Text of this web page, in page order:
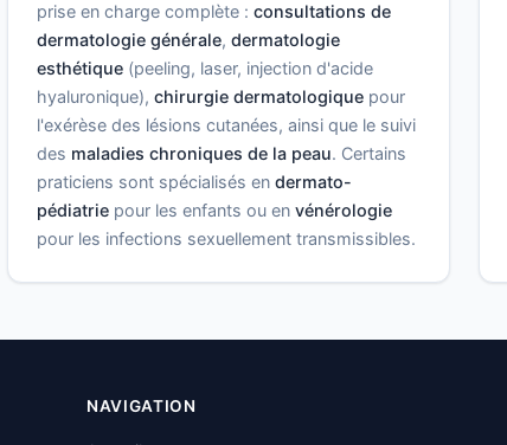
prise en charge complète :consultations de
dermatologie générale,dermatologie
esthétique (peeling, laser, injection d'acide
hyaluronique),chirurgie dermatologique pour
l'exérèse des lésions cutanées, ainsi que le suivi
des maladies chroniques de la peau. Certains
praticiens sont spécialisés endermato-
pédiatrie pour les enfants ou envénérologie
pour les infections sexuellement transmissibles.
NAVIGATION